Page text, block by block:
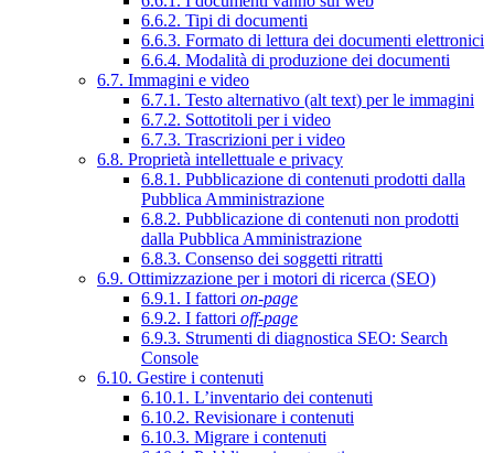
6.6.2. Tipi di documenti
6.6.3. Formato di lettura dei documenti elettronici
6.6.4. Modalità di produzione dei documenti
6.7. Immagini e video
6.7.1. Testo alternativo (alt text) per le immagini
6.7.2. Sottotitoli per i video
6.7.3. Trascrizioni per i video
6.8. Proprietà intellettuale e privacy
6.8.1. Pubblicazione di contenuti prodotti dalla
Pubblica Amministrazione
6.8.2. Pubblicazione di contenuti non prodotti
dalla Pubblica Amministrazione
6.8.3. Consenso dei soggetti ritratti
6.9. Ottimizzazione per i motori di ricerca (SEO)
6.9.1. I fattori on-page
6.9.2. I fattori off-page
6.9.3. Strumenti di diagnostica SEO: Search
Console
6.10. Gestire i contenuti
6.10.1. L’inventario dei contenuti
6.10.2. Revisionare i contenuti
6.10.3. Migrare i contenuti